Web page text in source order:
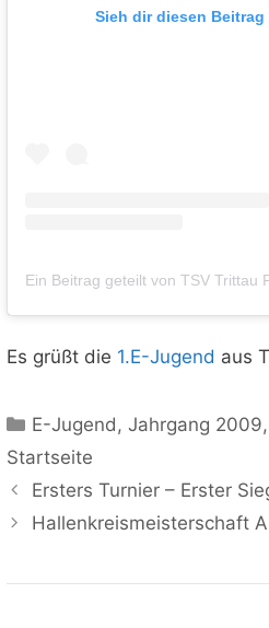
Sieh dir diesen
Ein Beitrag geteilt von TSV Trittau
Es grüßt die 1.E-Jugend aus
Kategorien
E-Jugend ,Jahrgang 2009
Startseite
Ersters Turnier – Erster
Hallenkreismeisterschaft